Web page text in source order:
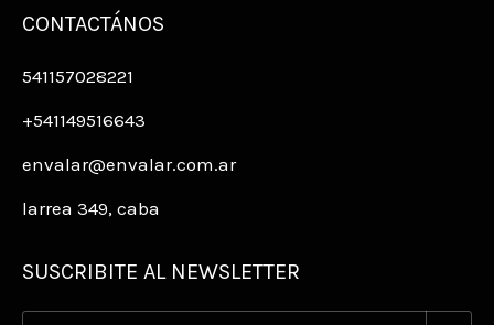
CONTACTÁNOS
541157028221
+541149516643
envalar@envalar.com.ar
larrea 349, caba
SUSCRIBITE AL NEWSLETTER